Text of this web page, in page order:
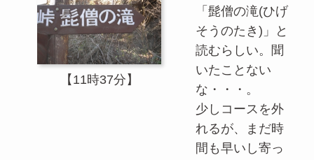
【11時37分】
「髭僧の滝(ひげ
そうのたき)」と
読むらしい。聞
いたことない
な・・・。
少しコースを外
れるが、まだ時
間も早いし寄っ